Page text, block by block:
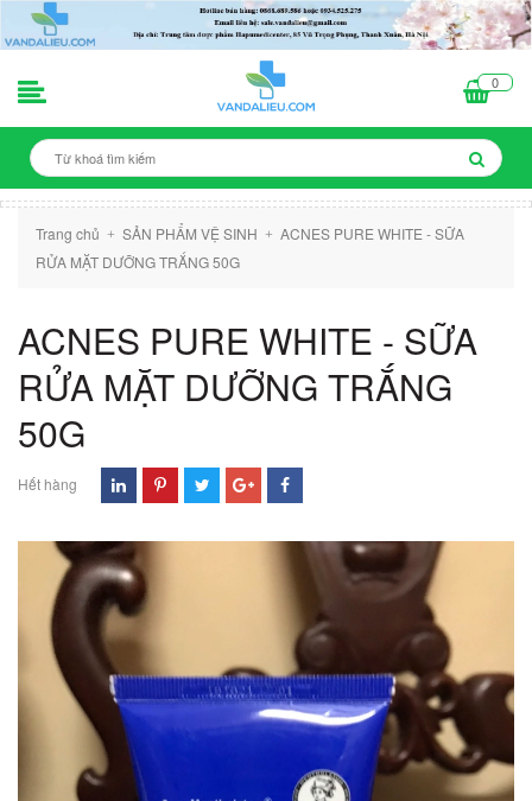
0
Trang chủ + SẢN PHẨM VỆ SINH + ACNES PURE WHITE - SỮA
RỬA MẶT DƯỠNG TRẮNG 50G
ACNES PURE WHITE - SỮA
RỬA MẶT DƯỠNG TRẮNG
50G
Hết hàng